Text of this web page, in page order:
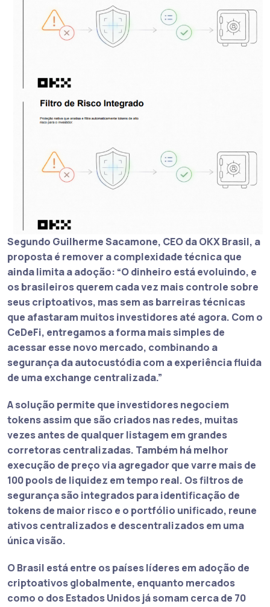
Segundo Guilherme Sacamone, CEO da OKX Brasil, a
proposta é remover a complexidade técnica que
ainda limita a adoção: “O dinheiro está evoluindo, e
os brasileiros querem cada vez mais controle sobre
seus criptoativos, mas sem as barreiras técnicas
que afastaram muitos investidores até agora. Com o
CeDeFi, entregamos a forma mais simples de
acessar esse novo mercado, combinando a
segurança da autocustódia com a experiência fluida
de uma exchange centralizada.”
A solução permite que investidores negociem
tokens assim que são criados nas redes, muitas
vezes antes de qualquer listagem em grandes
corretoras centralizadas. Também há melhor
execução de preço via agregador que varre mais de
100 pools de liquidez em tempo real. Os filtros de
segurança são integrados para identificação de
tokens de maior risco e o portfólio unificado, reune
ativos centralizados e descentralizados em uma
única visão.
O Brasil está entre os países líderes em adoção de
criptoativos globalmente, enquanto mercados
como o dos Estados Unidos já somam cerca de 70